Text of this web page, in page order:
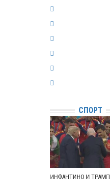
СПОРТ
ИНФАНТИНО И ТРАМП